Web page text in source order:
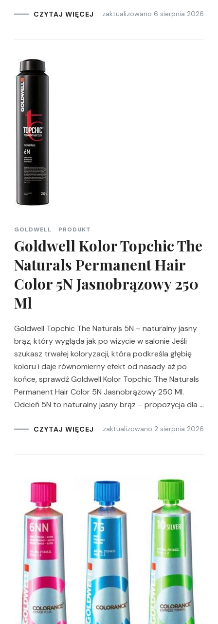
CZYTAJ WIĘCEJ zaktualizowano 6 sierpnia 2026
GOLDWELL PRODUKT
Goldwell Kolor Topchic The
Naturals Permanent Hair
Color 5N Jasnobrązowy 250
Ml
Goldwell Topchic The Naturals 5N – naturalny jasny
brąz, który wygląda jak po wizycie w salonie Jeśli
szukasz trwałej koloryzacji, która podkreśla głębię
koloru i daje równomierny efekt od nasady aż po
końce, sprawdź Goldwell Kolor Topchic The Naturals
Permanent Hair Color 5N Jasnobrązowy 250 Ml.
Odcień 5N to naturalny jasny brąz – propozycja dla …
CZYTAJ WIĘCEJ zaktualizowano 2 sierpnia 2026